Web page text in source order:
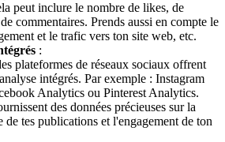
peut inclure le nombre de likes, de
commentaires. Prends aussi en compte le
et le trafic vers ton site web, etc.
:
plateformes de réseaux sociaux offrent
intégrés. Par exemple : Instagram
Analytics ou Pinterest Analytics.
des données précieuses sur la
de tes publications et l'engagement de ton